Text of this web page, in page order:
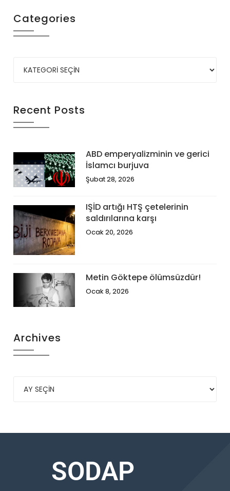
Categories
Recent Posts
ABD emperyalizminin ve gerici
İslamcı burjuva
Şubat 28, 2026
IŞİD artığı HTŞ çetelerinin
saldırılarına karşı
Ocak 20, 2026
Metin Göktepe ölümsüzdür!
Ocak 8, 2026
Archives
SODAP